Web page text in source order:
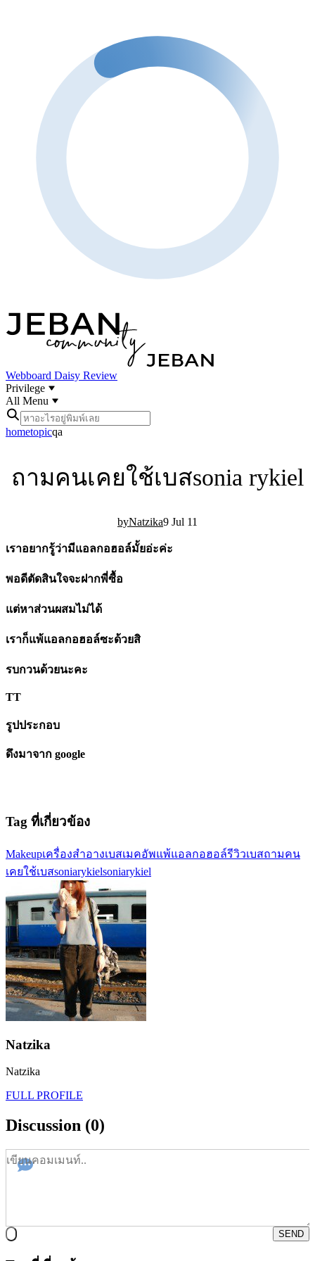
Webboard Daisy Review
Privilege
All Menu
hometopicqa
ถามคนเคยใช้เบสsonia rykiel
Natzika9 Jul 11
เราอยากรู้ว่ามีแอลกอฮอล์มั้ยอ่ะค่ะ
พอดีตัดสินใจจะฝากพี่ซื้อ
แต่หาส่วนผสมไม่ได้
เราก็แพ้แอลกอฮอล์ซะด้วยสิ
รบกวนด้วยนะคะ
TT
รูปประกอบ
ดึงมาจาก google
Tag ที่เกี่ยวข้อง
Makeupเครื่องสำอางเบสเมคอัพแพ้แอลกอฮอล์รีวิวเบสถามคน
เคยใช้เบสsoniarykielsoniarykiel
Natzika
Natzika
FULL PROFILE
Discussion (0)
SEND